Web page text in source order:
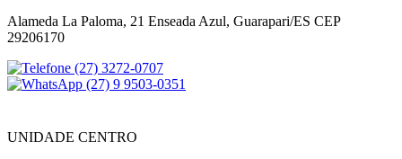
Alameda La Paloma, 21 Enseada Azul, Guarapari/ES CEP
29206170
(27) 3272-0707
(27) 9 9503-0351
UNIDADE CENTRO